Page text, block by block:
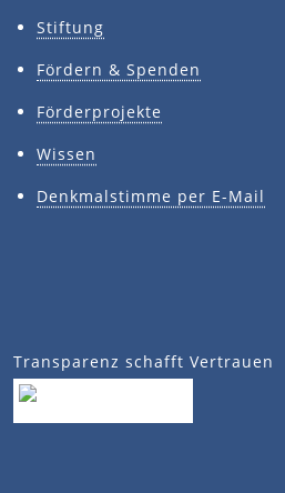
Stiftung
Fördern & Spenden
Förderprojekte
Wissen
Denkmalstimme per E-Mail
Transparenz schafft Vertrauen